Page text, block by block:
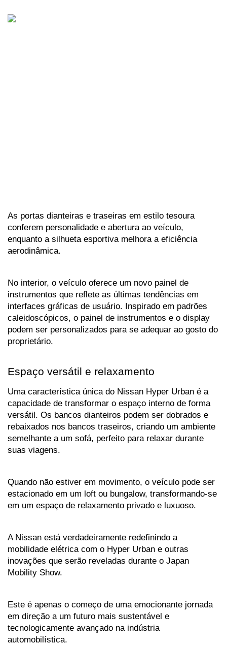
As portas dianteiras e traseiras em estilo tesoura
conferem personalidade e abertura ao veículo,
enquanto a silhueta esportiva melhora a eficiência
aerodinâmica.
No interior, o veículo oferece um novo painel de
instrumentos que reflete as últimas tendências em
interfaces gráficas de usuário. Inspirado em padrões
caleidoscópicos, o painel de instrumentos e o display
podem ser personalizados para se adequar ao gosto do
proprietário.
Espaço versátil e relaxamento
Uma característica única do Nissan Hyper Urban é a
capacidade de transformar o espaço interno de forma
versátil. Os bancos dianteiros podem ser dobrados e
rebaixados nos bancos traseiros, criando um ambiente
semelhante a um sofá, perfeito para relaxar durante
suas viagens.
Quando não estiver em movimento, o veículo pode ser
estacionado em um loft ou bungalow, transformando-se
em um espaço de relaxamento privado e luxuoso.
A Nissan está verdadeiramente redefinindo a
mobilidade elétrica com o Hyper Urban e outras
inovações que serão reveladas durante o Japan
Mobility Show.
Este é apenas o começo de uma emocionante jornada
em direção a um futuro mais sustentável e
tecnologicamente avançado na indústria
automobilística.